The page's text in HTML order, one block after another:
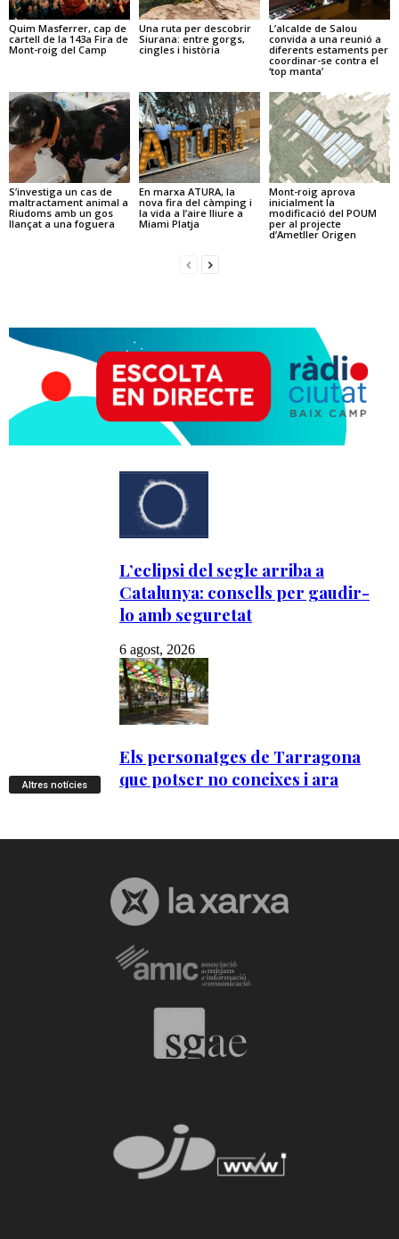
Quim Masferrer, cap de
cartell de la 143a Fira de
Mont-roig del Camp
Una ruta per descobrir
Siurana: entre gorgs,
cingles i història
L’alcalde de Salou
convida a una reunió a
diferents estaments per
coordinar-se contra el
‘top manta’
S’investiga un cas de
maltractament animal a
Riudoms amb un gos
llançat a una foguera
En marxa ATURA, la
nova fira del càmping i
la vida a l’aire lliure a
Miami Platja
Mont-roig aprova
inicialment la
modificació del POUM
per al projecte
d’Ametller Origen
Altres notícies